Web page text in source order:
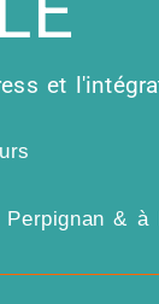
et
& à